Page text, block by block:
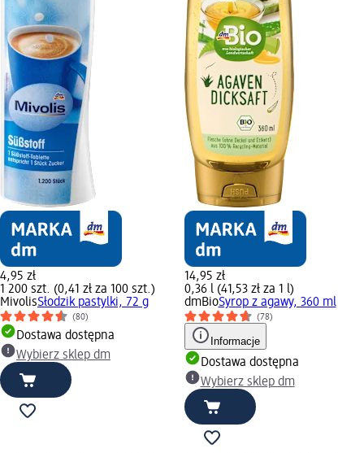
4,95 zł
1 200 szt. (0,41 zł za 100 szt.)
MivolisSłodzik pastylki, 72 g
(80)
Dostawa dostępna
Wybierz sklep dm
14,95 zł
0,36 l (41,53 zł za 1 l)
dmBioSyrop z agawy, 360 ml
(78)
Informacje
Dostawa dostępna
Wybierz sklep dm